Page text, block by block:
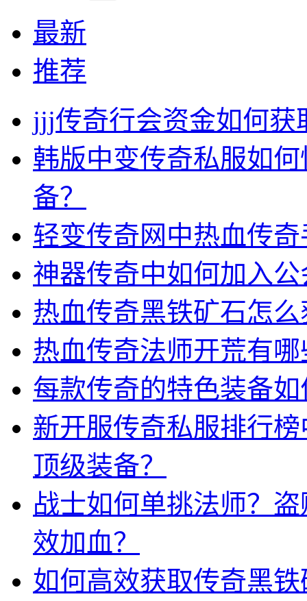
最新
推荐
jjj传奇行会资金如何获
韩版中变传奇私服如
备？
轻变传奇网中热血传
神器传奇中如何加入公
热血传奇黑铁矿石怎
热血传奇法师开荒有
每款传奇的特色装备
新开服传奇私服排行
顶级装备？
战士如何单挑法师？
效加血？
如何高效获取传奇黑